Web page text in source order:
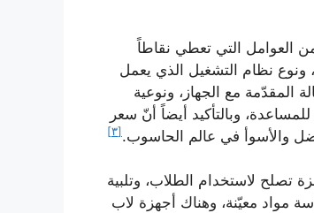
العوامل التي تعطي نقاطاً
ونوع نظام التشغيل الذي يعمل
المقدّمة مع الجهاز، ونوعية
وبالتأكيد أيضاً أنّ سعر
والأسوأ في عالم الحاسوب. [٣]
تصلح لاستخدام الطلاب، وتلبية
مواد معيّنة، وهناك أجهزة لاب